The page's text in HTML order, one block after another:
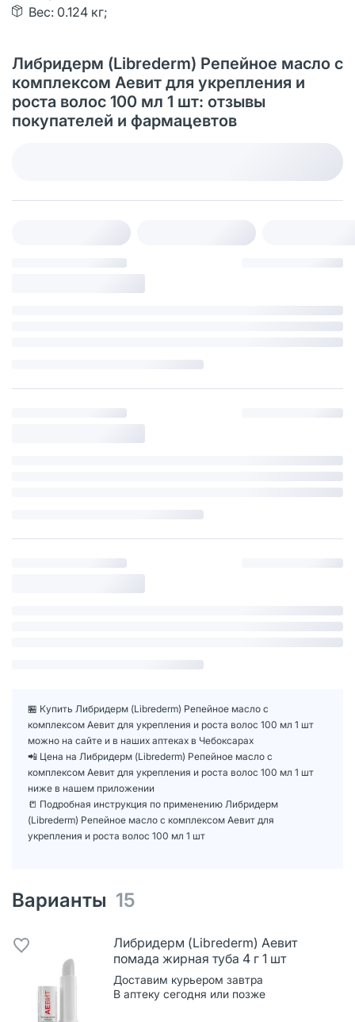
Вес: 0.124 кг;
Либридерм (Librederm) Репейное масло с
комплексом Аевит для укрепления и
роста волос 100 мл 1 шт: отзывы
покупателей и фармацевтов
🏪 Купить Либридерм (Librederm) Репейное масло с
комплексом Аевит для укрепления и роста волос 100 мл 1 шт
можно на сайте и в наших аптеках в Чебоксарах
📲 Цена на Либридерм (Librederm) Репейное масло с
комплексом Аевит для укрепления и роста волос 100 мл 1 шт
ниже в нашем приложении
📒 Подробная инструкция по применению Либридерм
(Librederm) Репейное масло с комплексом Аевит для
укрепления и роста волос 100 мл 1 шт
Варианты 15
Либридерм (Librederm) Аевит
помада жирная туба 4 г 1 шт
Доставим курьером завтра
В аптеку сегодня или позже